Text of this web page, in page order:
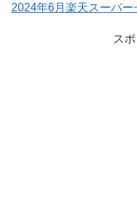
2024年6月楽天スーパー
ス